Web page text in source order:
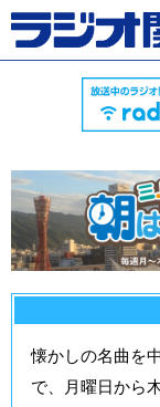
懐かしの名曲を
で、月曜日から